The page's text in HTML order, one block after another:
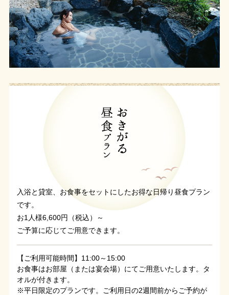
入浴と貸室、お食事をセットにしたお得な日帰り昼食プラン
です。
お1人様6,600円（税込）～
ご予算に応じてご用意できます。
【ご利用可能時間】11:00～15:00
お食事はお部屋（または宴会場）にてご用意いたします。タ
オルが付きます。
※平日限定のプランです。ご利用日の2週間前からご予約が